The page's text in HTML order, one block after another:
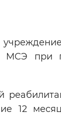
при
12